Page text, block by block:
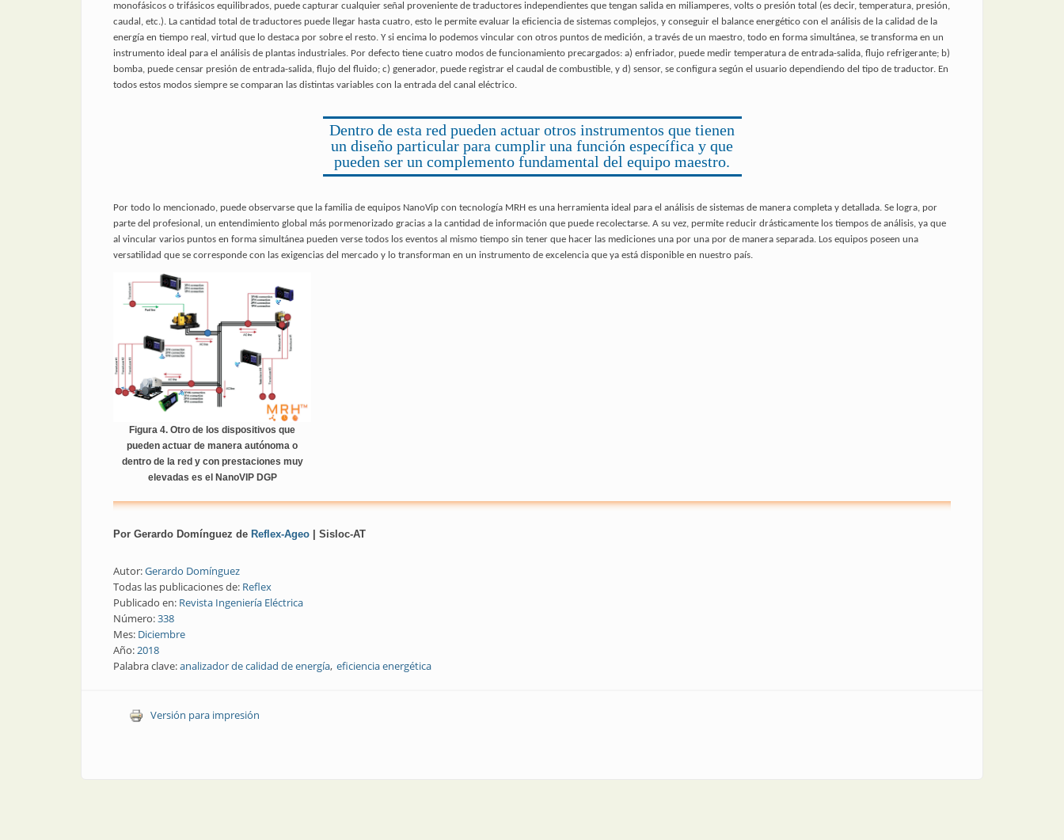
monofásicos o trifásicos equilibrados, puede capturar cualquier señal proveniente de traductores independientes que tengan salida en miliamperes, volts o presión total (es decir, temperatura, presión,
caudal, etc.). La cantidad total de traductores puede llegar hasta cuatro, esto le permite evaluar la eficiencia de sistemas complejos, y conseguir el balance energético con el análisis de la calidad de la
energía en tiempo real, virtud que lo destaca por sobre el resto. Y si encima lo podemos vincular con otros puntos de medición, a través de un maestro, todo en forma simultánea, se transforma en un
instrumento ideal para el análisis de plantas industriales. Por defecto tiene cuatro modos de funcionamiento precargados: a) enfriador, puede medir temperatura de entrada-salida, flujo refrigerante; b)
bomba, puede censar presión de entrada-salida, flujo del fluido; c) generador, puede registrar el caudal de combustible, y d) sensor, se configura según el usuario dependiendo del tipo de traductor. En
todos estos modos siempre se comparan las distintas variables con la entrada del canal eléctrico.
Dentro de esta red pueden actuar otros instrumentos que tienen
un diseño particular para cumplir una función específica y que
pueden ser un complemento fundamental del equipo maestro.
Por todo lo mencionado, puede observarse que la familia de equipos NanoVip con tecnología MRH es una herramienta ideal para el análisis de sistemas de manera completa y detallada. Se logra, por
parte del profesional, un entendimiento global más pormenorizado gracias a la cantidad de información que puede recolectarse. A su vez, permite reducir drásticamente los tiempos de análisis, ya que
al vincular varios puntos en forma simultánea pueden verse todos los eventos al mismo tiempo sin tener que hacer las mediciones una por una por de manera separada. Los equipos poseen una
versatilidad que se corresponde con las exigencias del mercado y lo transforman en un instrumento de excelencia que ya está disponible en nuestro país.
Figura 4. Otro de los dispositivos que
pueden actuar de manera autónoma o
dentro de la red y con prestaciones muy
elevadas es el NanoVIP DGP
Por Gerardo Domínguez de Reflex-Ageo | Sisloc-AT
Autor:Gerardo Domínguez
Todas las publicaciones de: Reflex
Publicado en: Revista Ingeniería Eléctrica
Número:338
Mes: Diciembre
Año:2018
Palabra clave:analizador de calidad de energía eficiencia energética
Versión para impresión